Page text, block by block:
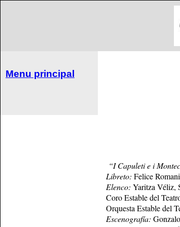
Menu principal
“I Capuleti e i
Libreto: Felice Romani
Elenco: Yaritza Véliz,
Coro Estable del
Orquesta Estable del
Escenografía: